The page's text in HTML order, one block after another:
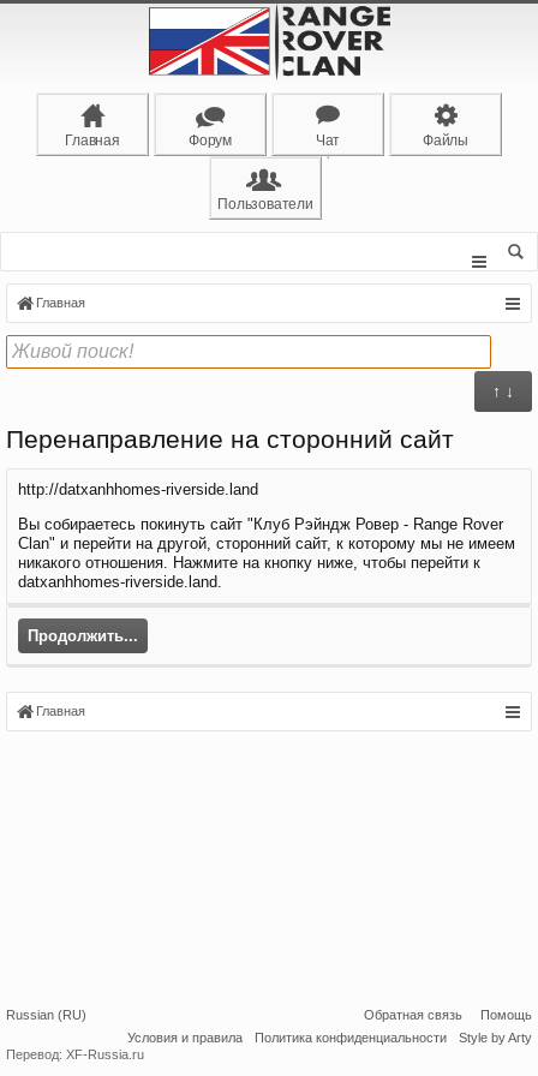
Главная Форум Чат Файлы
Пользователи
Главная
↑ ↓
Перенаправление на сторонний сайт
http://datxanhhomes-riverside.land
Вы собираетесь покинуть сайт "Клуб Рэйндж Ровер - Range Rover
Clan" и перейти на другой, сторонний сайт, к которому мы не имеем
никакого отношения. Нажмите на кнопку ниже, чтобы перейти к
datxanhhomes-riverside.land.
Продолжить...
Главная
Russian (RU) Обратная связь
Помощь
Условия и правила
Политика конфиденциальности
Style by Arty
Перевод: XF-Russia.ru